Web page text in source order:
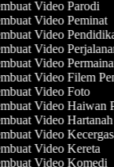
Video Parodi
Video Peminat
Video
Video
Video
Video Filem
Video Foto
Video Haiwan
Video Hartanah
Video
Video Kereta
Video Komedi